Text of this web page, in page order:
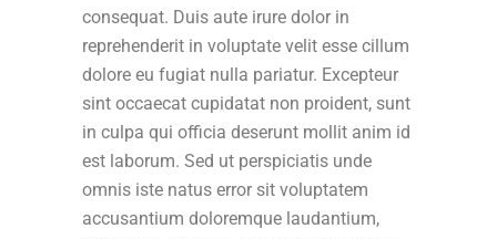
consequat. Duis aute irure dolor in
reprehenderit in voluptate velit esse cillum
dolore eu fugiat nulla pariatur. Excepteur
sint occaecat cupidatat non proident, sunt
in culpa qui officia deserunt mollit anim id
est laborum. Sed ut perspiciatis unde
omnis iste natus error sit voluptatem
accusantium doloremque laudantium,